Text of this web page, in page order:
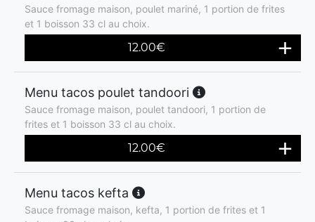
Sauce fromage maison, poulet mariné, 1 portion de frites
et 1 boisson 33 cl au choix.
12.00€
Menu tacos poulet tandoori
Sauce fromage maison, poulet tandoori, 1 portion de
frites et 1 boisson 33 cl au choix.
12.00€
Menu tacos kefta
Sauce fromage maison, kefta, 1 portion de frites et 1